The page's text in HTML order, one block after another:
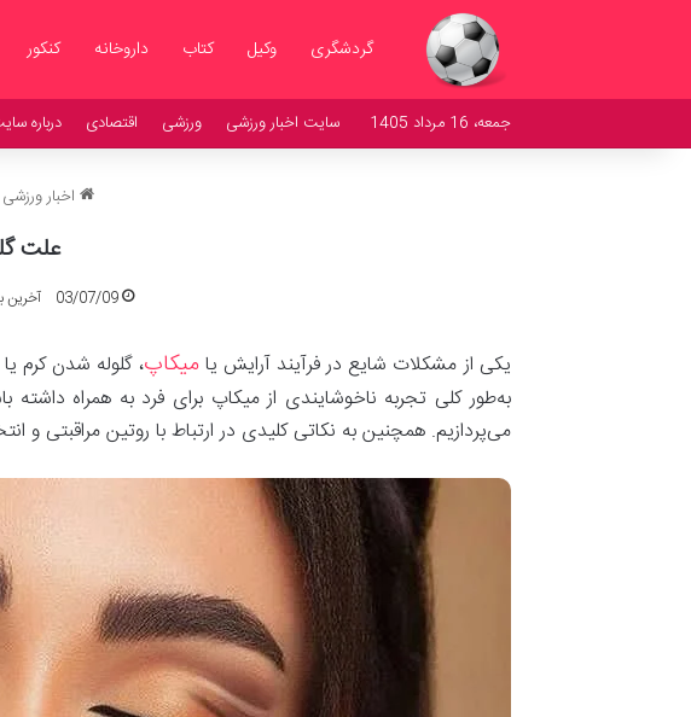
گردشگری وکیل کتاب داروخانه کنکور
جمعه، 16 مرداد 1405 سایت اخبار ورزشی ورزشی اقتصادی درباره
اخبار ورزشی
علت
03/07/09 آخرین به
یکی از مشکلات شایع در فرآیند آرایش یامیکاپ، گلوله شدن کرم
به‌طور کلی تجربه ناخوشایندی از میکاپ برای فرد به همراه
می‌پردازیم. همچنین به نکاتی کلیدی در ارتباط با روتین مراقبتی